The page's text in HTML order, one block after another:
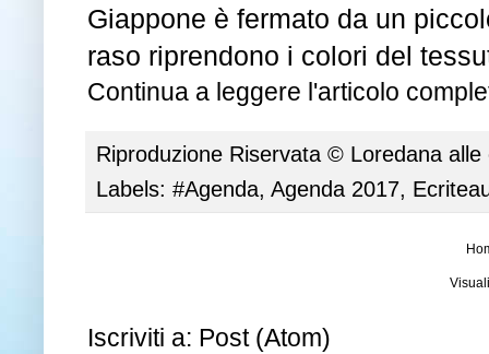
Giappone è fermato da un
raso riprendono i colori del
Continua a leggere l'articolo
Riproduzione Riservata © Loredana
Labels: #Agenda, Agenda 2017,
Iscriviti a: Post (Atom)